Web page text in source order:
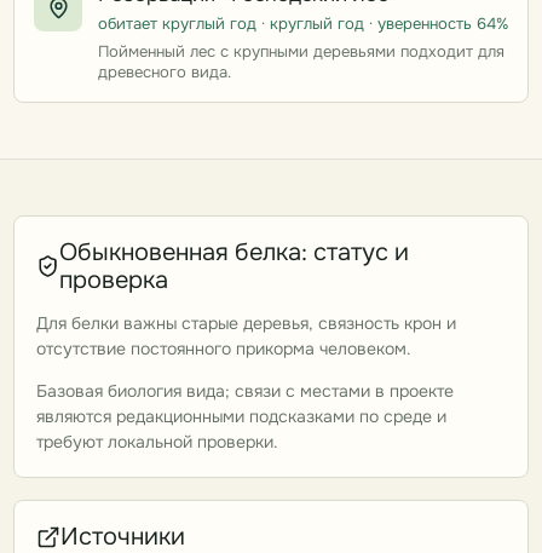
обитает круглый год · круглый год · уверенность 64%
Пойменный лес с крупными деревьями подходит для
древесного вида.
Обыкновенная белка: статус и
проверка
Для белки важны старые деревья, связность крон и
отсутствие постоянного прикорма человеком.
Базовая биология вида; связи с местами в проекте
являются редакционными подсказками по среде и
требуют локальной проверки.
Источники